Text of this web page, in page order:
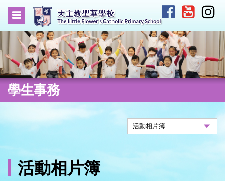
學生事務
活動相片簿